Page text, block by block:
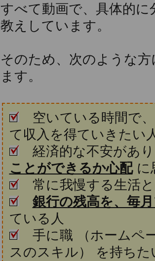
すべて動画で、具体的
教えしています。
そのため、次のような
ます。
空いている時間で
て収入を得ていきたい
経済的な不安があ
ことができるか心配に
常に我慢する生活
銀行の残高を、毎
ている人
手に職 （ホームペ
スのスキル） を持ちた